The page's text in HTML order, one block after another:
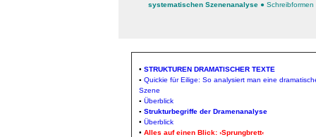
systematischen Szenenanalyse ● Schreibformen
• STRUKTUREN DRAMATISCHER TEXTE
▪ Quickie für Eilige: So analysiert man eine
Szene
▪ Überblick
▪ Strukturbegriffe der Dramenanalyse
• Überblick
• Alles auf einen Blick: ›Sprungbrett‹